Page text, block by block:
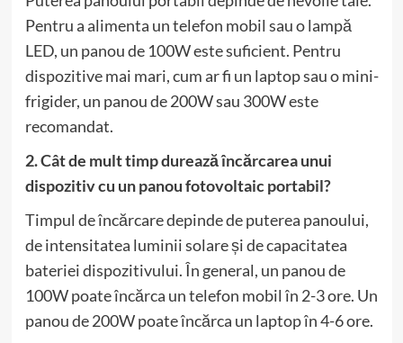
Pentru a alimenta un telefon mobil sau o lampă
LED, un panou de 100W este suficient. Pentru
dispozitive mai mari, cum ar fi un laptop sau o mini-
frigider, un panou de 200W sau 300W este
recomandat.
2. Cât de mult timp durează încărcarea unui
dispozitiv cu un panou fotovoltaic portabil?
Timpul de încărcare depinde de puterea panoului,
de intensitatea luminii solare și de capacitatea
bateriei dispozitivului. În general, un panou de
100W poate încărca un telefon mobil în 2-3 ore. Un
panou de 200W poate încărca un laptop în 4-6 ore.